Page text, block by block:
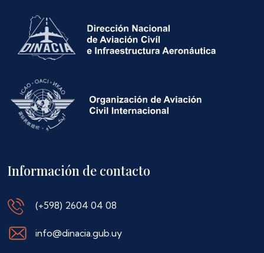
Información de contacto
(+598) 2604 04 08
info@dinacia.gub.uy